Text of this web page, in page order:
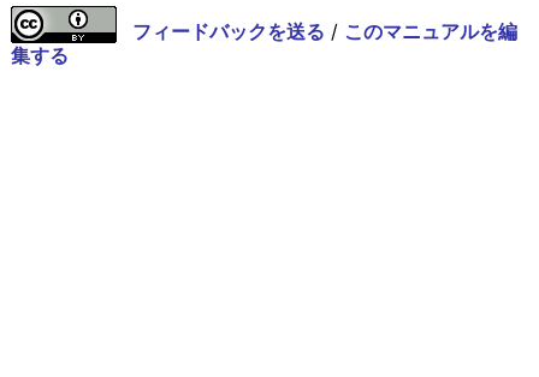
フィードバックを送る / このマニュアルを編
集する